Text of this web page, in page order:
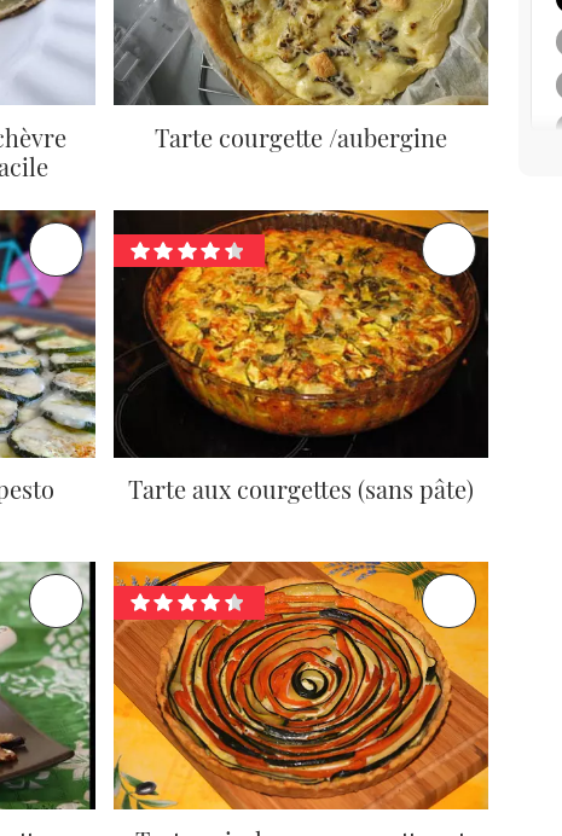
Tarte courgette /aubergine
Tarte aux courgettes (sans pâte)